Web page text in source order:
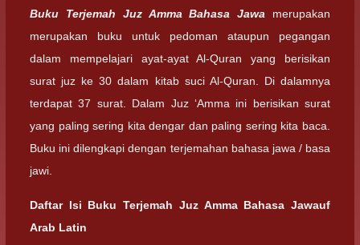
Buku Terjemah Juz Amma Bahasa Jawa merupakan
merupakan buku untuk pedoman ataupun pegangan
dalam mempelajari ayat-ayat Al-Quran yang berisikan
surat juz ke 30 dalam kitab suci Al-Quran. Di dalamnya
terdapat 37 surat. Dalam Juz ‘Amma ini berisikan surat
yang paling sering kita dengar dan paling sering kita baca.
Buku ini dilengkapi dengan terjemahan bahasa jawa / basa
jawi.
Daftar Isi Buku Terjemah Juz Amma Bahasa Jawauf
Arab Latin